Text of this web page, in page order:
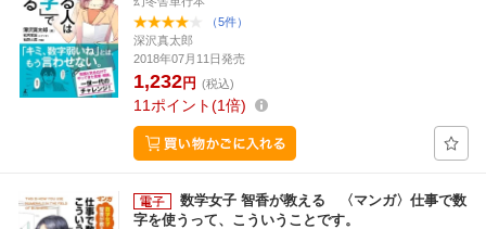
（5件）
深沢真太郎
2018年07月11日発売
1,232円 (税込)
11 ポイント 1倍
数学女子 智香が教える 〈マンガ〉仕事で数
字を使うって、こういうことです。